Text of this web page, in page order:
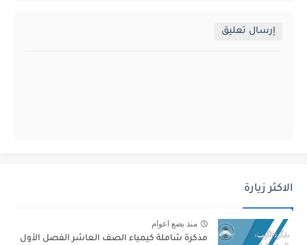
إرسال تعليق
الاكثر زيارة
منذ بضع اعوام
مذكرة شاملة كيمياء الصف العاشر الفصل الأول